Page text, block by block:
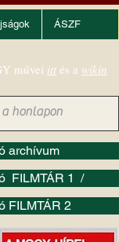
ÁSZF
archívum
FILMTÁR 1 /
FILMTÁR 2
művei itt és a wikin